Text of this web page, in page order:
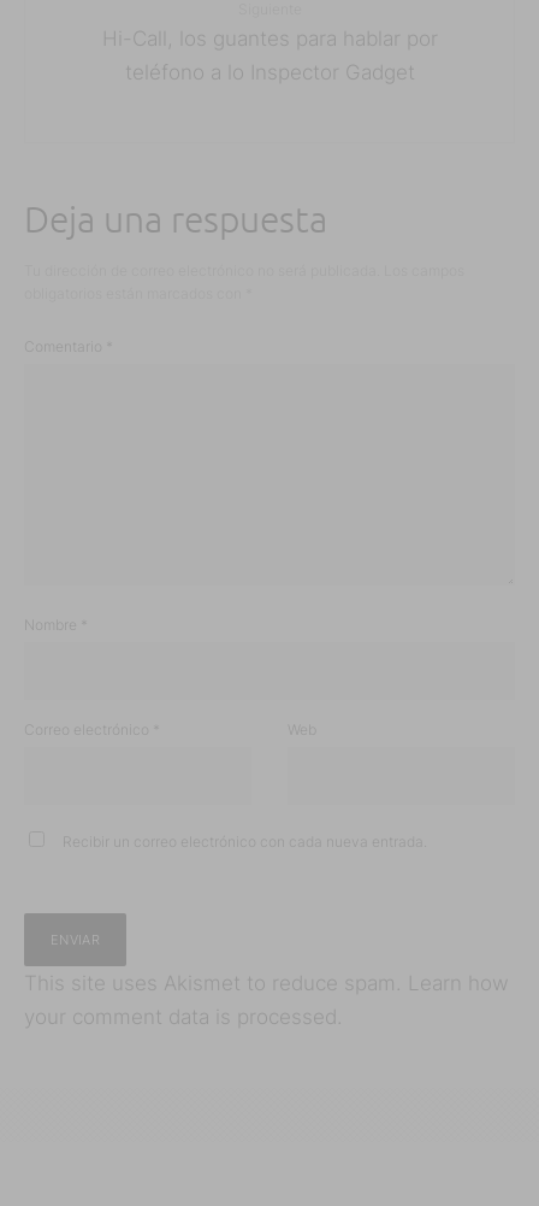
Hi-Call, los guantes para hablar por
teléfono a lo Inspector Gadget
Deja una respuesta
Comentario
Nombre
Correo electrónico Web
Recibir un correo electrónico con cada nueva entrada.
This site uses Akismet to reduce spam. Learn how
your comment data is processed.